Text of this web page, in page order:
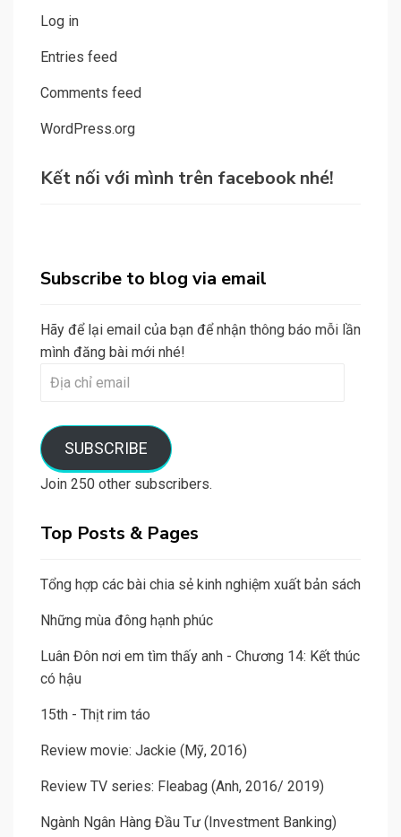
Log in
Entries feed
Comments feed
WordPress.org
Kết nối với mình trên facebook nhé!
Subscribe to blog via email
Hãy để lại email của bạn để nhận thông báo mỗi lần
mình đăng bài mới nhé!
Địa
SUBSCRIBE
Join 250 other subscribers.
Top Posts & Pages
Tổng hợp các bài chia sẻ kinh nghiệm xuất bản sách
Những mùa đông hạnh phúc
Luân Đôn nơi em tìm thấy anh - Chương 14: Kết thúc
có hậu
15th - Thịt rim táo
Review movie: Jackie (Mỹ, 2016)
Review TV series: Fleabag (Anh, 2016/ 2019)
Ngành Ngân Hàng Đầu Tư (Investment Banking)